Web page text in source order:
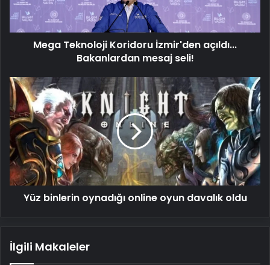
mesaj
seli!
Mega Teknoloji Koridoru İzmir'den açıldı...
Bakanlardan mesaj seli!
Yüz
binlerin
oynadığı
online
oyun
davalık
oldu
Yüz binlerin oynadığı online oyun davalık oldu
İlgili Makaleler